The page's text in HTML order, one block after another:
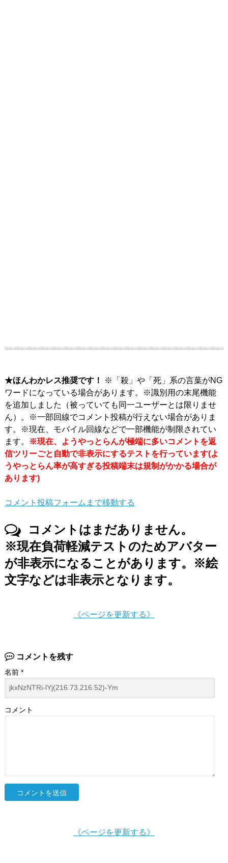
★ほんわかレス推奨です！
※「殺」や「死」系の言葉がNG
ワードになっている場合があります。※識別用の末尾機能
を追加しました（被っていても同一ユーザーとは限りませ
ん）。※一部回線でコメント投稿が行えない場合がありま
す。※現在、モバイル回線などで一部機能が制限されてい
ます。
※現在、ようやっとらんが極端に多いコメントを返
信ツリーごと自動で非表示にするテストを行っています(よ
うやっとらん率が高すぎる投稿端末は規制がかかる場合が
あります)
コメント投稿フォームまで移動する
コメントはまだありません。
※現在負荷軽減テストのためアバター
が非表示になることがあります。※絵
文字などは非表示となります。
《ページを更新する》
コメントを残す
名前 *
コメント
《ページを更新する》